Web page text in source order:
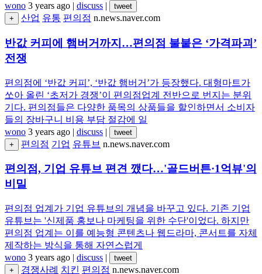
wono 3 years ago | discuss |
tweet
+
산업 유통 편의점 n.news.naver.com
반값 커피에 햄버거까지…편의점 불붙은 ‘가격파괴’
전쟁
편의점에 ‘반값 커피’, ‘반값 햄버거’가 등장했다. 대형마트가
쏘아 올린 ‘초저가 경쟁’이 편의점업계 전반으로 번지는 분위
기다. 편의점들은 다양한 품목의 상품들을 할인하면서 소비자
들의 장바구니 비용 부담 절감에 일
wono 3 years ago | discuss |
tweet
+
편의점 기업 유튜브 n.news.naver.com
편의점, 기업 유튜브 편견 깼다…'골드버튼·1억뷰'의
비밀
편의점 업계가 기업 유튜브의 개념을 바꾸고 있다. 기존 기업
유튜브는 '신제품 홍보나 마케팅을 위한 수단'이었다. 하지만
편의점 업계는 이를 예능형 콘텐츠나 웹드라마, 콘서트를 자체
제작하는 방식을 통해 자연스럽게
wono 3 years ago | discuss |
tweet
+
경쟁사례 치킨 편의점 n.news.naver.com